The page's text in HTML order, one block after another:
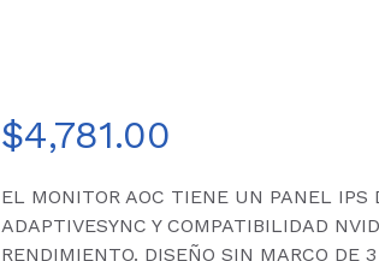
$4,781.00
EL MONITOR AOC TIENE UN PANEL IPS
ADAPTIVESYNC Y COMPATIBILIDAD
RENDIMIENTO. DISEÑO SIN MARCO DE